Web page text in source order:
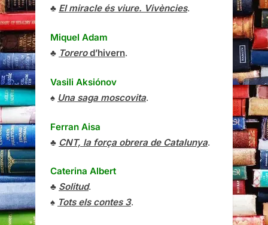
♣ El miracle és viure. Vivències.
Miquel Adam
♣ Torerod’hivern.
Vasili Aksiónov
♠ Una saga moscovita.
Ferran Aisa
♣ CNT, la força obrera de Catalunya.
Caterina Albert
♣ Solitud.
♠ Tots els contes 3.